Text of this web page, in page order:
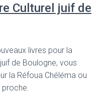
Culturel juif de
livres pour la
de Boulogne, vous
la Réfoua Chéléma ou